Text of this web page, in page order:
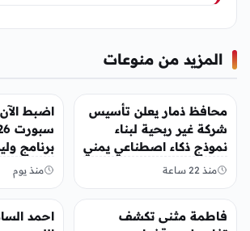
المزيد من منوعات
منوعات
محافظ ذمار يعلن تأسيس
شركة غير ربحية لبناء
نموذج ذكاء اصطناعي يمني
منذ 22 ساعة
اضبط الآن
برنامج
منذ يوم
منوعات
فاطمة مثنى تكشف
احمد